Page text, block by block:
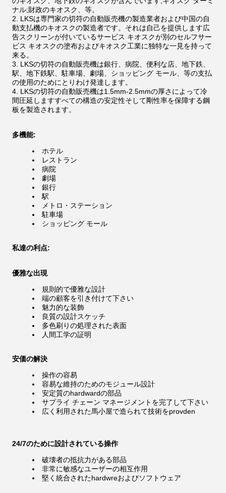
ナル;財政のキオスク、等。
LKSは専門家の切符の自動販売機の製造業者および中国の自
動支払機のキオスクの製造者です。それは自己を提供します広
告スクリーンが付いているサービス キオスクが別のセルフサー
ビス キオスクの塗布およびキオスク工業に独特な一見を持って
来る。
LKSの切符の自動販売機は銀行、病院、便利な店、地下鉄、
駅、地下鉄駅、駐車場、劇場、ショッピング モール、等の支払
の使用のためにとりわけ発達します。
LKSの切符の自動販売機は1.5mm-2.5mmの厚さによって冷
間圧延しますすべての構造の安定性そして剛性率を保障する鋼
板を製造されます。
多機能:
ホテル
レストラン
病院
劇場
銀行
駅
メトロ・ステーション
駐車場
ショッピング モール
私達の利点:
優雅な出現
規則的で優雅な設計
端の顧客を引き付けて下さい
魅力的な装飾
良質の設計スケッチ
多色刷りの処理された表面
人間工学の証明
安価の解決
操作の容易
容易な維持のためのモジュール設計
安定質のhardwardの部品
サプライ チェーン マネージメントを完了して下さい
広く利用された馬小屋で造られて技術をprovden
24/7のために設計されている操作
破壊者の抵抗力がある部品
非常に敏感なユーザーの相互作用
堅く統合されたhardwreおよびソフトウェア